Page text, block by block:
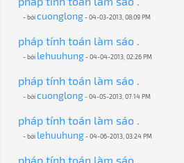
- bởicuonglong- 04-03-2013, 08:09 PM
pháp tính toán làm sáo .
- bởi lehuuhung- 04-04-2013, 02:26 PM
pháp tính toán làm sáo .
- bởicuonglong- 04-05-2013, 07:14 PM
pháp tính toán làm sáo .
- bởi lehuuhung- 04-06-2013, 03:24 PM
pháp tính toán làm sáo .